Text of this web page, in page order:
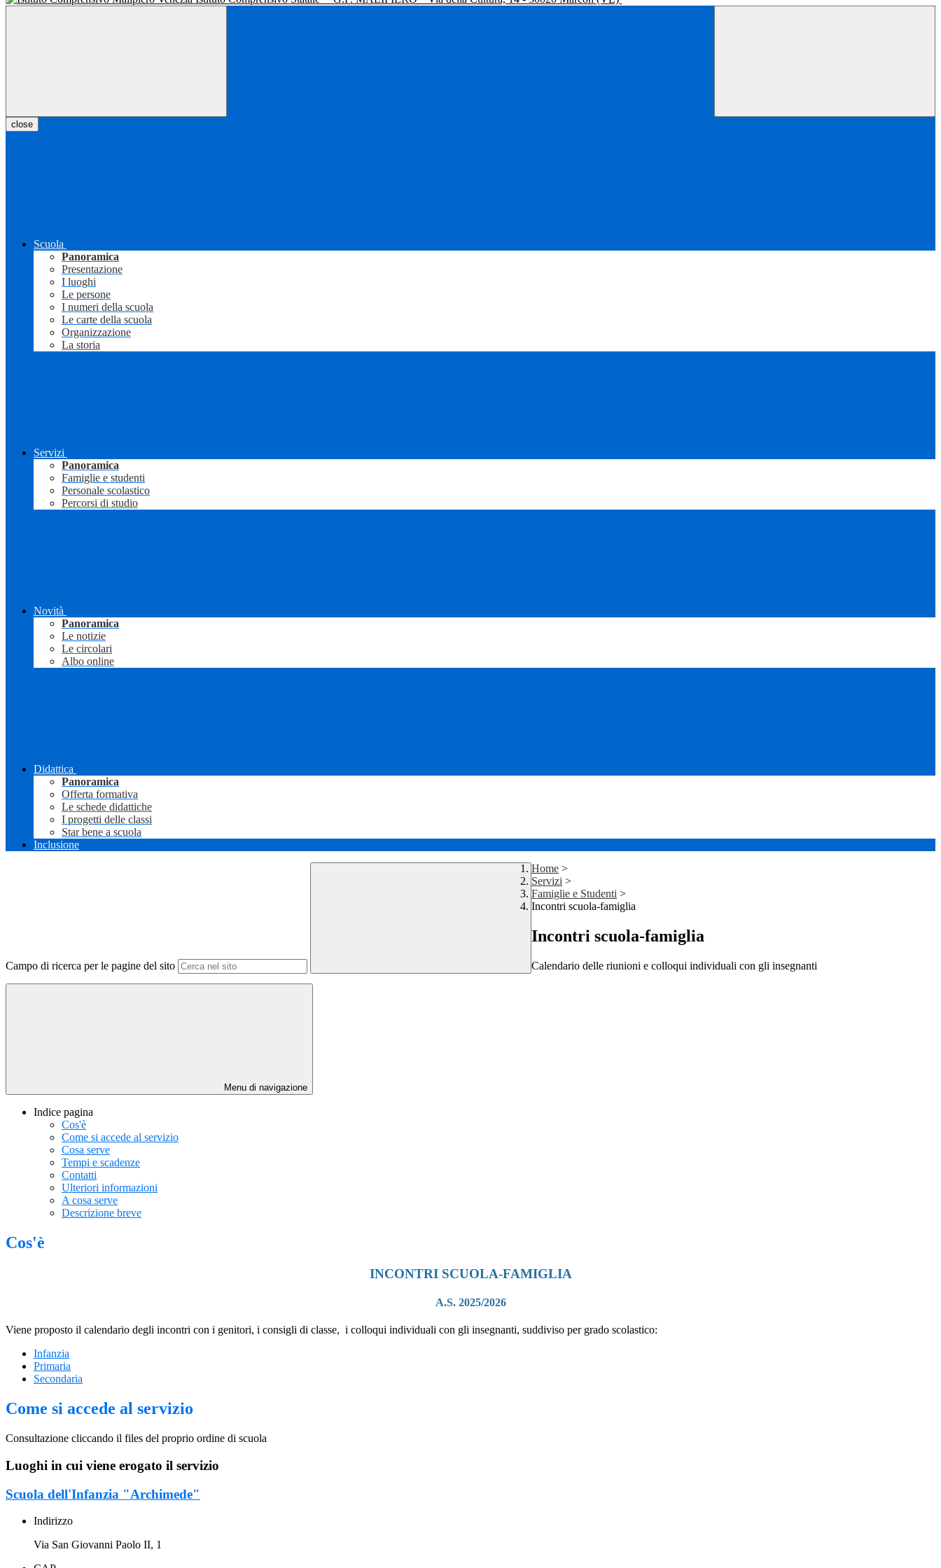
close
Scuola
Panoramica
Presentazione
I luoghi
Le persone
I numeri della scuola
Le carte della scuola
Organizzazione
La storia
Servizi
Panoramica
Famiglie e studenti
Personale scolastico
Percorsi di studio
Novità
Panoramica
Le notizie
Le circolari
Albo online
Didattica
Panoramica
Offerta formativa
Le schede didattiche
I progetti delle classi
Star bene a scuola
Inclusione
Campo di ricerca per le pagine del sito
Home >
Servizi >
Famiglie e Studenti >
Incontri scuola-famiglia
Incontri scuola-famiglia
Calendario delle riunioni e colloqui individuali con gli insegnanti
Menu di navigazione
Indice pagina
Cos'è
Come si accede al servizio
Cosa serve
Tempi e scadenze
Contatti
Ulteriori informazioni
A cosa serve
Descrizione breve
Cos'è
INCONTRI SCUOLA-FAMIGLIA
A.S. 2025/2026
Viene proposto il calendario degli incontri con i genitori, i consigli di classe, i colloqui individuali con gli insegnanti, suddiviso per grado scolastico:
Infanzia
Primaria
Secondaria
Come si accede al servizio
Consultazione cliccando il files del proprio ordine di scuola
Luoghi in cui viene erogato il servizio
Scuola dell'Infanzia "Archimede"
Indirizzo
Via San Giovanni Paolo II, 1